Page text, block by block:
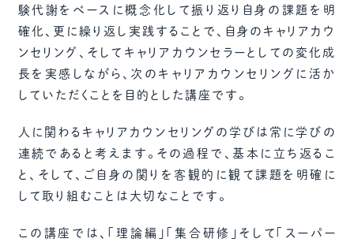
験代謝をベースに概念化して振り返り自身の課題を明
確化、更に繰り返し実践することで、自身のキャリアカウ
ンセリング、そしてキャリアカウンセラーとしての変化成
長を実感しながら、次のキャリアカウンセリングに活か
していただくことを目的とした講座です。
人に関わるキャリアカウンセリングの学びは常に学びの
連続であると考えます。その過程で、基本に立ち返るこ
と、そして、ご自身の関りを客観的に観て課題を明確に
して取り組むことは大切なことです。
この講座では、「理論編」「集合研修」そして「スーパー